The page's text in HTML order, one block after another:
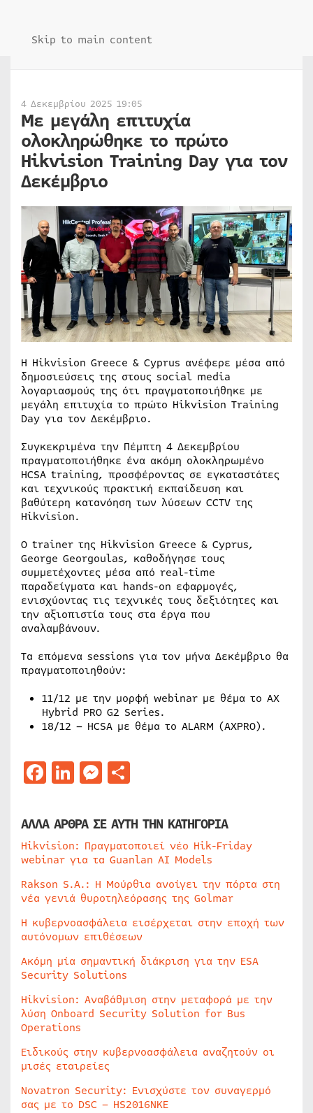
Skip to main content
4 Δεκεμβρίου 2025 19:05
Με μεγάλη επιτυχία
ολοκληρώθηκε το πρώτο
Hikvision Training Day για τον
Δεκέμβριο
Η Hikvision Greece & Cyprus ανέφερε μέσα από
δημοσιεύσεις της στους social media
λογαριασμούς της ότι πραγματοποιήθηκε με
μεγάλη επιτυχία το πρώτο Hikvision Training
Day για τον Δεκέμβριο.
Συγκεκριμένα την Πέμπτη 4 Δεκεμβρίου
πραγματοποιήθηκε ένα ακόμη ολοκληρωμένο
HCSA training, προσφέροντας σε εγκαταστάτες
και τεχνικούς πρακτική εκπαίδευση και
βαθύτερη κατανόηση των λύσεων CCTV της
Hikvision.
Ο trainer της Hikvision Greece & Cyprus,
George Georgoulas, καθοδήγησε τους
συμμετέχοντες μέσα από real-time
παραδείγματα και hands-on εφαρμογές,
ενισχύοντας τις τεχνικές τους δεξιότητες και
την αξιοπιστία τους στα έργα που
αναλαμβάνουν.
Τα επόμενα sessions για τον μήνα Δεκέμβριο θα
πραγματοποιηθούν:
11/12 με την μορφή webinar με θέμα το AX
Hybrid PRO G2 Series.
18/12 – HCSA με θέμα το ALARM (AXPRO).
Facebook
LinkedIn
Messenger
ΑΛΛΑ ΑΡΘΡΑ ΣΕ ΑΥΤΗ ΤΗΝ ΚΑΤΗΓΟΡΙΑ
Hikvision: Πραγματοποιεί νέο Hik-Friday
webinar για τα Guanlan AI Models
Rakson S.A.: Η Μούρθια ανοίγει την πόρτα στη
νέα γενιά θυροτηλεόρασης της Golmar
Η κυβερνοασφάλεια εισέρχεται στην εποχή των
αυτόνομων επιθέσεων
Ακόμη μία σημαντική διάκριση για την ESA
Security Solutions
Hikvision: Αναβάθμιση στην μεταφορά με την
λύση Onboard Security Solution for Bus
Operations
Ειδικούς στην κυβερνοασφάλεια αναζητούν οι
μισές εταιρείες
Novatron Security: Ενισχύστε τον συναγερμό
σας με το DSC – HS2016NKE